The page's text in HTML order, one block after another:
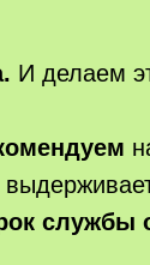
И делаем
службы